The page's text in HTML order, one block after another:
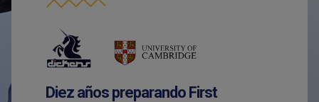
Diez años preparando First